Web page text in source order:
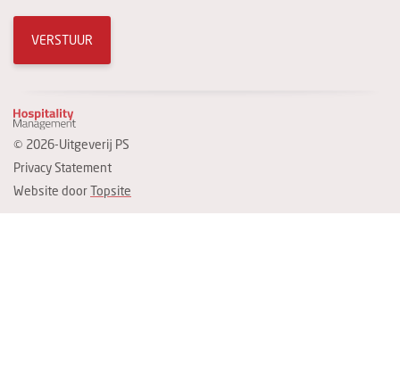
VERSTUUR
© 2026-Uitgeverij PS
Privacy Statement
Website doorTopsite